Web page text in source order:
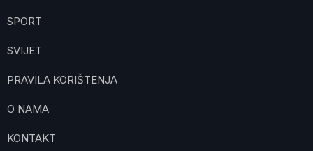
SPORT
SVIJET
PRAVILA KORIŠTENJA
O NAMA
KONTAKT